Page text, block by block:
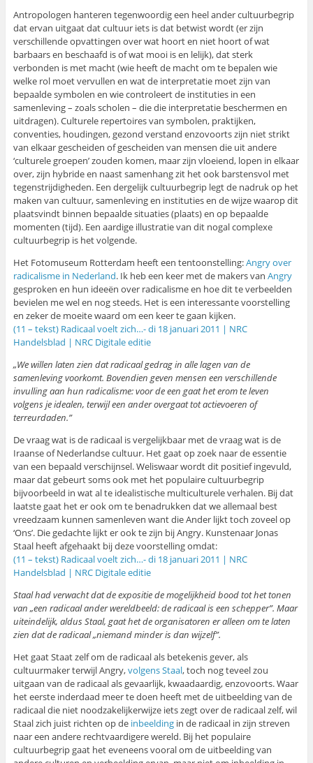
Antropologen hanteren tegenwoordig een heel ander cultuurbegrip
dat ervan uitgaat dat cultuur iets is dat betwist wordt (er zijn
verschillende opvattingen over wat hoort en niet hoort of wat
barbaars en beschaafd is of wat mooi is en lelijk), dat sterk
verbonden is met macht (wie heeft de macht om te bepalen wie
welke rol moet vervullen en wat de interpretatie moet zijn van
bepaalde symbolen en wie controleert de instituties in een
samenleving – zoals scholen – die die interpretatie beschermen en
uitdragen). Culturele repertoires van symbolen, praktijken,
conventies, houdingen, gezond verstand enzovoorts zijn niet strikt
van elkaar gescheiden of gescheiden van mensen die uit andere
‘culturele groepen’ zouden komen, maar zijn vloeiend, lopen in elkaar
over, zijn hybride en naast samenhang zit het ook barstensvol met
tegenstrijdigheden. Een dergelijk cultuurbegrip legt de nadruk op het
maken van cultuur, samenleving en instituties en de wijze waarop dit
plaatsvindt binnen bepaalde situaties (plaats) en op bepaalde
momenten (tijd). Een aardige illustratie van dit nogal complexe
cultuurbegrip is het volgende.
Het Fotomuseum Rotterdam heeft een tentoonstelling:Angry over
radicalisme in Nederland. Ik heb een keer met de makers van Angry
gesproken en hun ideeën over radicalisme en hoe dit te verbeelden
bevielen me wel en nog steeds. Het is een interessante voorstelling
en zeker de moeite waard om een keer te gaan kijken.
(11 – tekst) Radicaal voelt zich…- di 18 januari 2011 | NRC
Handelsblad | NRC Digitale editie
„We willen laten zien dat radicaal gedrag in alle lagen van de
samenleving voorkomt. Bovendien geven mensen een verschillende
invulling aan hun radicalisme: voor de een gaat het erom te leven
volgens je idealen, terwijl een ander overgaat tot actievoeren of
terreurdaden.”
De vraag wat is de radicaal is vergelijkbaar met de vraag wat is de
Iraanse of Nederlandse cultuur. Het gaat op zoek naar de essentie
van een bepaald verschijnsel. Weliswaar wordt dit positief ingevuld,
maar dat gebeurt soms ook met het populaire cultuurbegrip
bijvoorbeeld in wat al te idealistische multiculturele verhalen. Bij dat
laatste gaat het er ook om te benadrukken dat we allemaal best
vreedzaam kunnen samenleven want die Ander lijkt toch zoveel op
‘Ons’. Die gedachte lijkt er ook te zijn bij Angry. Kunstenaar Jonas
Staal heeft afgehaakt bij deze voorstelling omdat:
(11 – tekst) Radicaal voelt zich…- di 18 januari 2011 | NRC
Handelsblad | NRC Digitale editie
Staal had verwacht dat de expositie de mogelijkheid bood tot het tonen
van „een radicaal ander wereldbeeld: de radicaal is een schepper”. Maar
uiteindelijk, aldus Staal, gaat het de organisatoren er alleen om te laten
zien dat de radicaal „niemand minder is dan wijzelf”.
Het gaat Staat zelf om de radicaal als betekenis gever, als
cultuurmaker terwijl Angry,volgens Staal, toch nog teveel zou
uitgaan van de radicaal als gevaarlijk, kwaadaardig, enzovoorts. Waar
het eerste inderdaad meer te doen heeft met de uitbeelding van de
radicaal die niet noodzakelijkerwijze iets zegt over de radicaal zelf, wil
Staal zich juist richten op de inbeeldingin de radicaal in zijn streven
naar een andere rechtvaardigere wereld. Bij het populaire
cultuurbegrip gaat het eveneens vooral om de uitbeelding van